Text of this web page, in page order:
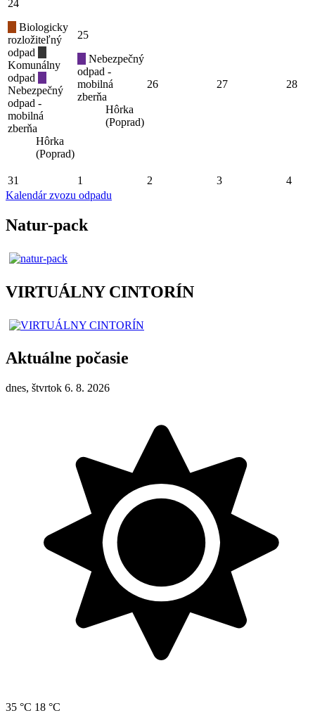
24
Biologicky
rozložiteľný
odpad
Komunálny
odpad
Nebezpečný
odpad -
mobilná
zberňa
Hôrka
(Poprad)
25
Nebezpečný
odpad -
mobilná
zberňa
Hôrka
(Poprad)
26 27 28
31 1 2 3
4
Kalendár zvozu odpadu
Natur-pack
VIRTUÁLNY CINTORÍN
Aktuálne počasie
dnes, štvrtok 6. 8. 2026
35 °C 18 °C